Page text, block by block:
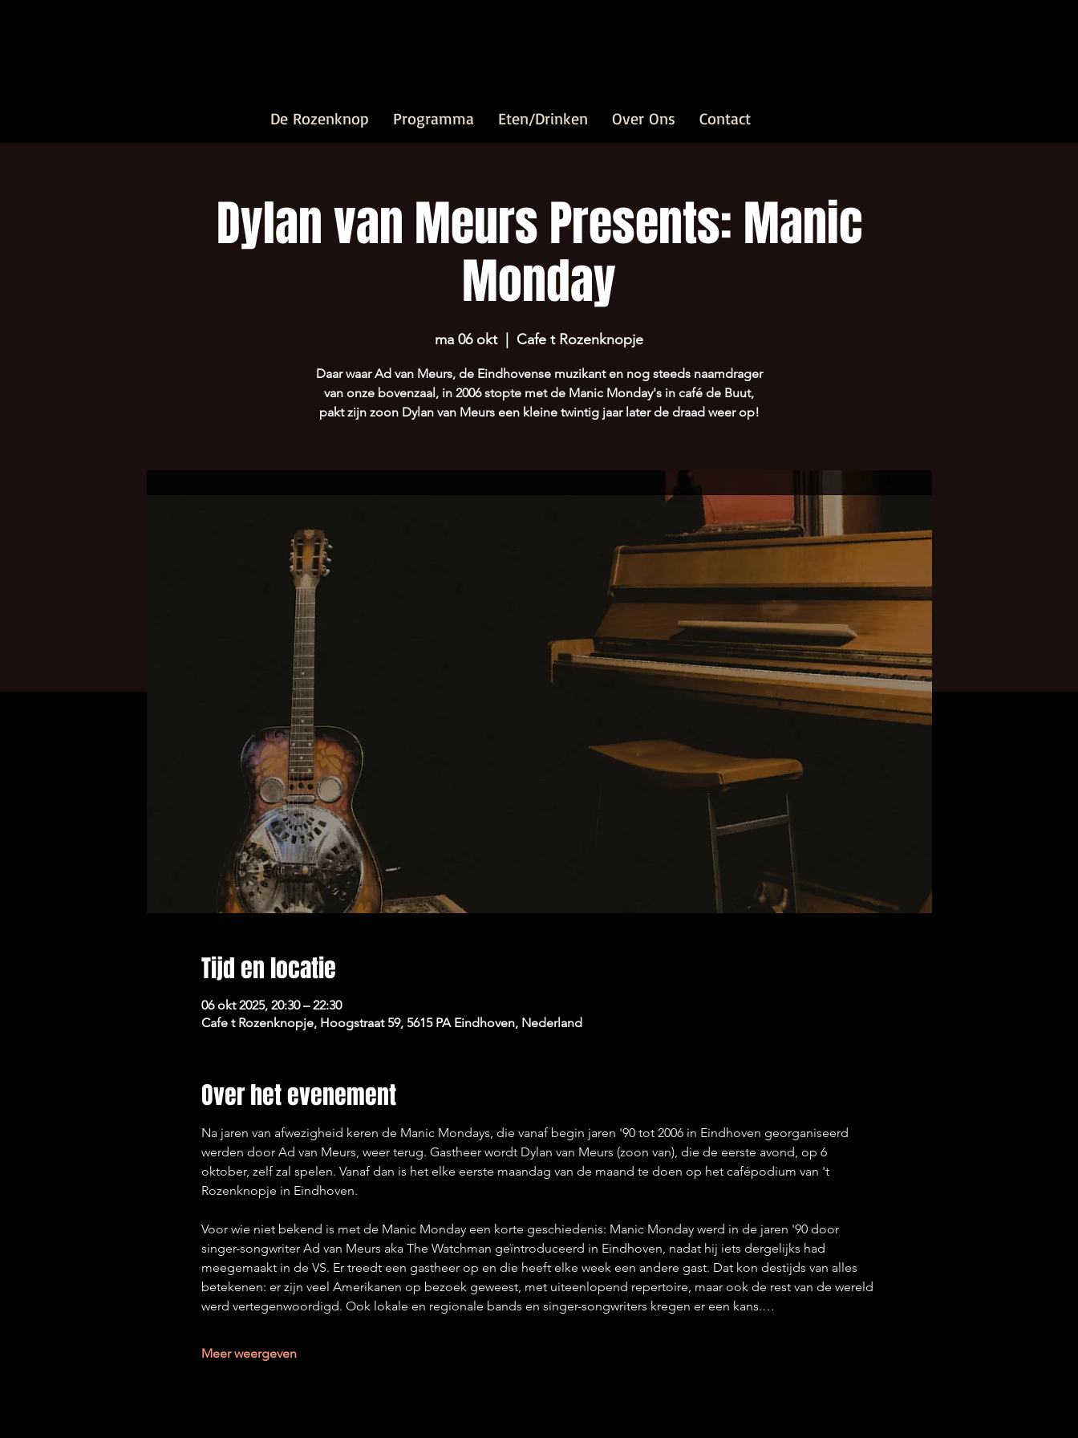
De Rozenknop Programma Eten/Drinken Over Ons Contact
Dylan van Meurs Presents: Manic
Monday
ma 06 okt
  |
Cafe t Rozenknopje
Daar waar Ad van Meurs, de Eindhovense muzikant en nog steeds naamdrager
van onze bovenzaal, in 2006 stopte met de Manic Monday's in café de Buut,
pakt zijn zoon Dylan van Meurs een kleine twintig jaar later de draad weer op!
Tijd en locatie
06 okt 2025, 20:30 – 22:30
Cafe t Rozenknopje, Hoogstraat 59, 5615 PA Eindhoven, Nederland
Over het evenement
Na jaren van afwezigheid keren de Manic Mondays, die vanaf begin jaren '90 tot 2006 in Eindhoven georganiseerd
werden door Ad van Meurs, weer terug. Gastheer wordt Dylan van Meurs (zoon van), die de eerste avond, op 6
oktober, zelf zal spelen. Vanaf dan is het elke eerste maandag van de maand te doen op het cafépodium van 't
Rozenknopje in Eindhoven.
Voor wie niet bekend is met de Manic Monday een korte geschiedenis: Manic Monday werd in de jaren '90 door
singer-songwriter Ad van Meurs aka The Watchman geïntroduceerd in Eindhoven, nadat hij iets dergelijks had
meegemaakt in de VS. Er treedt een gastheer op en die heeft elke week een andere gast. Dat kon destijds van alles
betekenen: er zijn veel Amerikanen op bezoek geweest, met uiteenlopend repertoire, maar ook de rest van de wereld
werd vertegenwoordigd. Ook lokale en regionale bands en singer-songwriters kregen er een kans.…
Meer weergeven